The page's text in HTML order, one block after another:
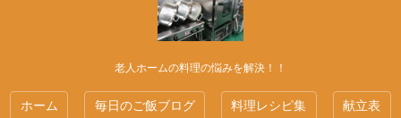
老人ホームの料理の悩みを解決！！
ホーム 毎日のご飯ブログ 料理レシピ集 献立表